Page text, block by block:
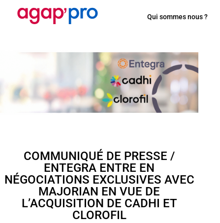
Qui sommes nous ?
COMMUNIQUÉ DE PRESSE /
ENTEGRA ENTRE EN
NÉGOCIATIONS EXCLUSIVES AVEC
MAJORIAN EN VUE DE
L’ACQUISITION DE CADHI ET
CLOROFIL